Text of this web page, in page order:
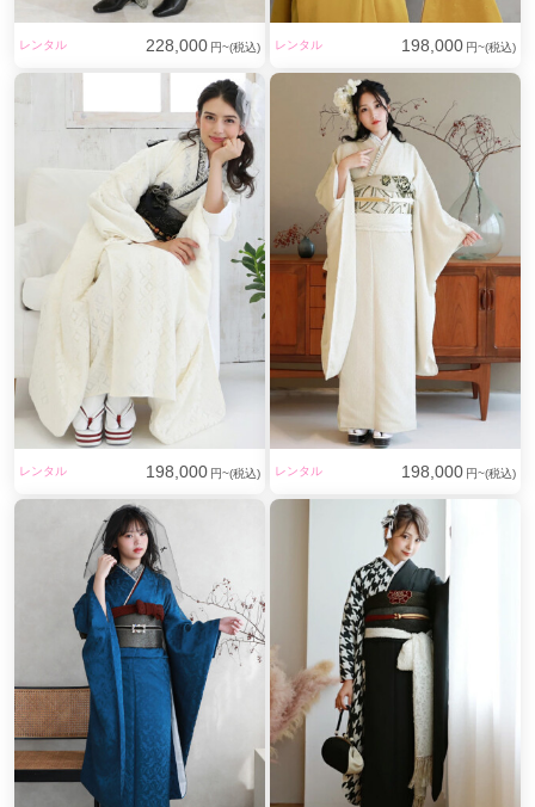
レンタル 228,000 円~(税込) レンタル 198,000 円~(税込)
レンタル 198,000 円~(税込) レンタル 198,000 円~(税込)